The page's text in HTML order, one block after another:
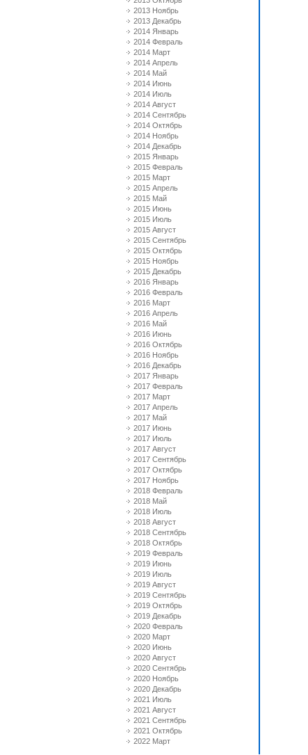
2013 Ноябрь
2013 Декабрь
2014 Январь
2014 Февраль
2014 Март
2014 Апрель
2014 Май
2014 Июнь
2014 Июль
2014 Август
2014 Сентябрь
2014 Октябрь
2014 Ноябрь
2014 Декабрь
2015 Январь
2015 Февраль
2015 Март
2015 Апрель
2015 Май
2015 Июнь
2015 Июль
2015 Август
2015 Сентябрь
2015 Октябрь
2015 Ноябрь
2015 Декабрь
2016 Январь
2016 Февраль
2016 Март
2016 Апрель
2016 Май
2016 Июнь
2016 Октябрь
2016 Ноябрь
2016 Декабрь
2017 Январь
2017 Февраль
2017 Март
2017 Апрель
2017 Май
2017 Июнь
2017 Июль
2017 Август
2017 Сентябрь
2017 Октябрь
2017 Ноябрь
2018 Февраль
2018 Май
2018 Июль
2018 Август
2018 Сентябрь
2018 Октябрь
2019 Февраль
2019 Июнь
2019 Июль
2019 Август
2019 Сентябрь
2019 Октябрь
2019 Декабрь
2020 Февраль
2020 Март
2020 Июнь
2020 Август
2020 Сентябрь
2020 Ноябрь
2020 Декабрь
2021 Июль
2021 Август
2021 Сентябрь
2021 Октябрь
2022 Март